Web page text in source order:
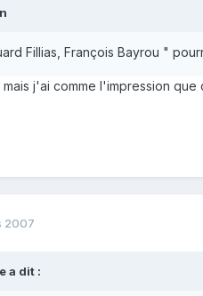
Fillias, François Bayrou "
j'ai comme l'impression
2007
a dit :